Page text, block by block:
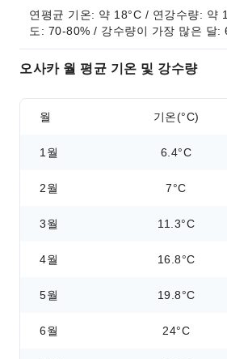
연평균 기온: 약 18°C / 연강수량: 약
도: 70-80% / 강수량이 가장 많은 달:
오사카 월 평균 기온 및 강수량
월 기온(°C)
1월 6.4°C
2월 7°C
3월 11.3°C
4월 16.8°C
5월 19.8°C
6월 24°C